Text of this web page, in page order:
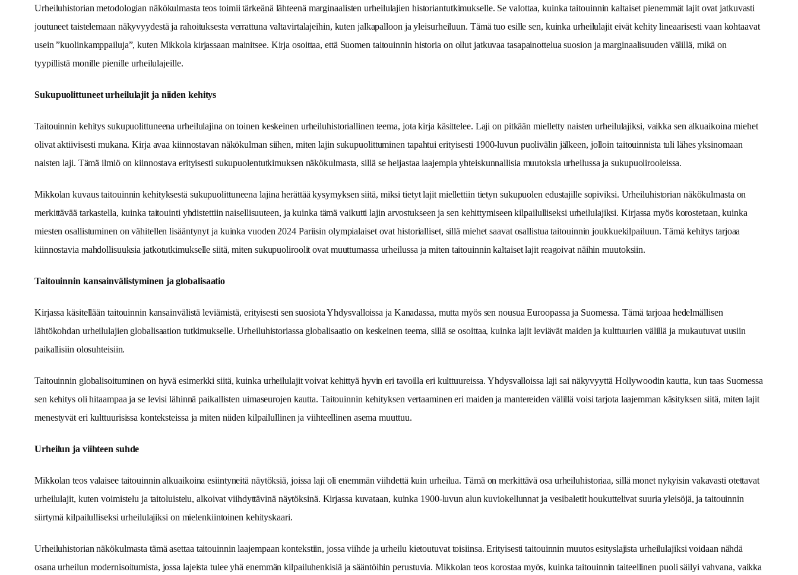
Urheiluhistorian metodologian näkökulmasta teos toimii tärkeänä lähteenä marginaalisten urheilulajien historiantutkimukselle. Se valottaa, kuinka taitouinnin kaltaiset pienemmät lajit ovat jatkuvasti
joutuneet taistelemaan näkyvyydestä ja rahoituksesta verrattuna valtavirtalajeihin, kuten jalkapalloon ja yleisurheiluun. Tämä tuo esille sen, kuinka urheilulajit eivät kehity lineaarisesti vaan kohtaavat
usein ”kuolinkamppailuja”, kuten Mikkola kirjassaan mainitsee. Kirja osoittaa, että Suomen taitouinnin historia on ollut jatkuvaa tasapainottelua suosion ja marginaalisuuden välillä, mikä on
tyypillistä monille pienille urheilulajeille.
Sukupuolittuneet urheilulajit ja niiden kehitys
Taitouinnin kehitys sukupuolittuneena urheilulajina on toinen keskeinen urheiluhistoriallinen teema, jota kirja käsittelee. Laji on pitkään mielletty naisten urheilulajiksi, vaikka sen alkuaikoina miehet
olivat aktiivisesti mukana. Kirja avaa kiinnostavan näkökulman siihen, miten lajin sukupuolittuminen tapahtui erityisesti 1900-luvun puolivälin jälkeen, jolloin taitouinnista tuli lähes yksinomaan
naisten laji. Tämä ilmiö on kiinnostava erityisesti sukupuolentutkimuksen näkökulmasta, sillä se heijastaa laajempia yhteiskunnallisia muutoksia urheilussa ja sukupuolirooleissa.
Mikkolan kuvaus taitouinnin kehityksestä sukupuolittuneena lajina herättää kysymyksen siitä, miksi tietyt lajit miellettiin tietyn sukupuolen edustajille sopiviksi. Urheiluhistorian näkökulmasta on
merkittävää tarkastella, kuinka taitouinti yhdistettiin naisellisuuteen, ja kuinka tämä vaikutti lajin arvostukseen ja sen kehittymiseen kilpailulliseksi urheilulajiksi. Kirjassa myös korostetaan, kuinka
miesten osallistuminen on vähitellen lisääntynyt ja kuinka vuoden 2024 Pariisin olympialaiset ovat historialliset, sillä miehet saavat osallistua taitouinnin joukkuekilpailuun. Tämä kehitys tarjoaa
kiinnostavia mahdollisuuksia jatkotutkimukselle siitä, miten sukupuoliroolit ovat muuttumassa urheilussa ja miten taitouinnin kaltaiset lajit reagoivat näihin muutoksiin.
Taitouinnin kansainvälistyminen ja globalisaatio
Kirjassa käsitellään taitouinnin kansainvälistä leviämistä, erityisesti sen suosiota Yhdysvalloissa ja Kanadassa, mutta myös sen nousua Euroopassa ja Suomessa. Tämä tarjoaa hedelmällisen
lähtökohdan urheilulajien globalisaation tutkimukselle. Urheiluhistoriassa globalisaatio on keskeinen teema, sillä se osoittaa, kuinka lajit leviävät maiden ja kulttuurien välillä ja mukautuvat uusiin
paikallisiin olosuhteisiin.
Taitouinnin globalisoituminen on hyvä esimerkki siitä, kuinka urheilulajit voivat kehittyä hyvin eri tavoilla eri kulttuureissa. Yhdysvalloissa laji sai näkyvyyttä Hollywoodin kautta, kun taas Suomessa
sen kehitys oli hitaampaa ja se levisi lähinnä paikallisten uimaseurojen kautta. Taitouinnin kehityksen vertaaminen eri maiden ja mantereiden välillä voisi tarjota laajemman käsityksen siitä, miten lajit
menestyvät eri kulttuurisissa konteksteissa ja miten niiden kilpailullinen ja viihteellinen asema muuttuu.
Urheilun ja viihteen suhde
Mikkolan teos valaisee taitouinnin alkuaikoina esiintyneitä näytöksiä, joissa laji oli enemmän viihdettä kuin urheilua. Tämä on merkittävä osa urheiluhistoriaa, sillä monet nykyisin vakavasti otettavat
urheilulajit, kuten voimistelu ja taitoluistelu, alkoivat viihdyttävinä näytöksinä. Kirjassa kuvataan, kuinka 1900-luvun alun kuviokellunnat ja vesibaletit houkuttelivat suuria yleisöjä, ja taitouinnin
siirtymä kilpailulliseksi urheilulajiksi on mielenkiintoinen kehityskaari.
Urheiluhistorian näkökulmasta tämä asettaa taitouinnin laajempaan kontekstiin, jossa viihde ja urheilu kietoutuvat toisiinsa. Erityisesti taitouinnin muutos esityslajista urheilulajiksi voidaan nähdä
osana urheilun modernisoitumista, jossa lajeista tulee yhä enemmän kilpailuhenkisiä ja sääntöihin perustuvia. Mikkolan teos korostaa myös, kuinka taitouinnin taiteellinen puoli säilyi vahvana, vaikka